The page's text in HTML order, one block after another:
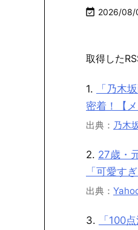
 2026/08/
取得した
1.
「乃木
密着！【
出典： 乃木
2. 27歳・
「可愛す
出典：
3.
「100